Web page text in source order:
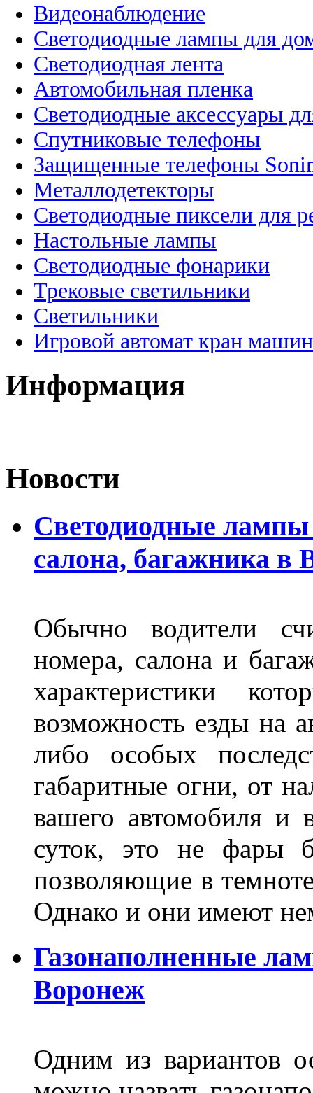
Видеонаблюдение
Светодиодные лампы для
Светодиодная лента
Автомобильная пленка
Светодиодные аксессуары
Спутниковые телефоны
Защищенные телефоны
Металлодетекторы
Светодиодные пиксели для
Настольные лампы
Светодиодные фонарики
Трековые светильники
Светильники
Игровой автомат кран
Информация
Новости
Светодиодные лампы
салона, багажника в
Обычно водители
номера, салона и
характеристики
возможность езды на
либо особых
габаритные огни, от
вашего автомобиля и
суток, это не фары
позволяющие в
Однако и они имеют
Газонаполненные
Воронеж
Одним из вариантов